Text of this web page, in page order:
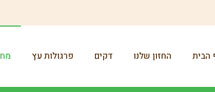
הבית החזון שלנו דקים פרגולות עץ